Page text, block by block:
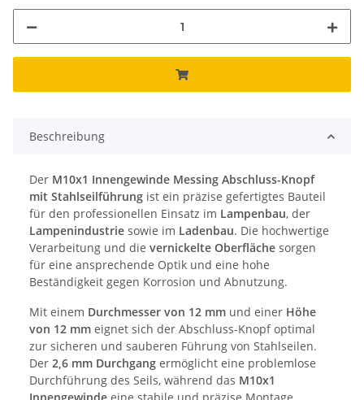
Beschreibung
Der M10x1 Innengewinde Messing Abschluss-Knopf
mit Stahlseilführung ist ein präzise gefertigtes Bauteil
für den professionellen Einsatz im Lampenbau, der
Lampenindustrie sowie im Ladenbau. Die hochwertige
Verarbeitung und die vernickelte Oberfläche sorgen
für eine ansprechende Optik und eine hohe
Beständigkeit gegen Korrosion und Abnutzung.
Mit einem Durchmesser von 12 mm und einer Höhe
von 12 mm eignet sich der Abschluss-Knopf optimal
zur sicheren und sauberen Führung von Stahlseilen.
Der 2,6 mm Durchgang ermöglicht eine problemlose
Durchführung des Seils, während das M10x1